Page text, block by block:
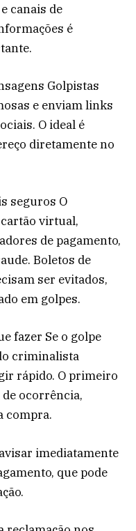
canais de
é
Golpistas
e enviam links
O ideal é
diretamente no
seguros O
virtual,
de pagamento,
Boletos de
ser evitados,
em golpes.
fazer Se o golpe
criminalista
rápido. O primeiro
ocorrência,
compra.
imediatamente
que pode